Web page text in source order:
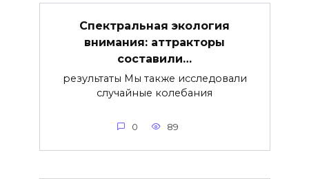
Спектральная экология
внимания: аттракторы
составили…
результаты Мы также исследовали
случайные колебания
0 89